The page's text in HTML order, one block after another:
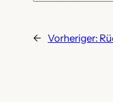
← Vorheriger: